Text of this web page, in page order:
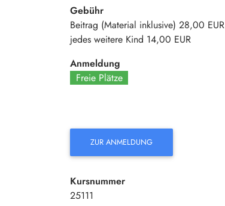
Gebühr
Beitrag (Material inklusive) 28,00 EUR
jedes weitere Kind 14,00 EUR
Anmeldung
Freie Plätze
ZUR ANMELDUNG
Kursnummer
25111